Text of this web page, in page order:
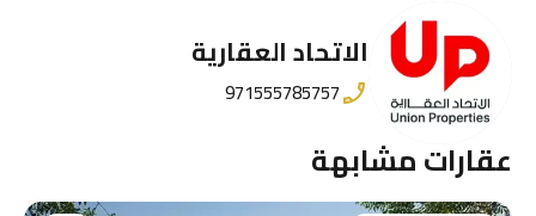
الاتحاد العقارية
971555785757
عقارات مشابهة